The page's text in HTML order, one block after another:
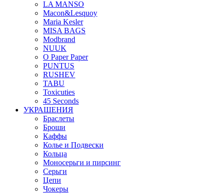
LA MANSO
Macon&Lesquoy
Maria Kesler
MISA BAGS
Modbrand
NUUK
O Paper Paper
PUNTUS
RUSHEV
TABU
Toxicuties
45 Seconds
УКРАШЕНИЯ
Браслеты
Броши
Каффы
Колье и Подвески
Кольца
Моносерьги и пирсинг
Серьги
Цепи
Чокеры